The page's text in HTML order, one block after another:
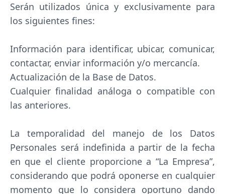
Serán utilizados única y exclusivamente para
los siguientes fines:
Información para identificar, ubicar, comunicar,
contactar, enviar información y/o mercancía.
Actualización de la Base de Datos.
Cualquier finalidad análoga o compatible con
las anteriores.
La temporalidad del manejo de los Datos
Personales será indefinida a partir de la fecha
en que el cliente proporcione a “La Empresa”,
considerando que podrá oponerse en cualquier
momento que lo considera oportuno dando